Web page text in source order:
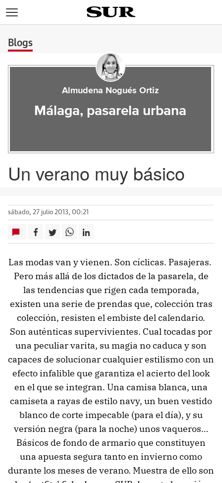
Blogs
Almudena Nogués Ortiz
Málaga, pasarela urbana
Un verano muy básico
sábado, 27 julio 2013, 00:21
Las modas van y vienen. Son cíclicas. Pasajeras.
Pero más allá de los dictados de la pasarela, de
las tendencias que rigen cada temporada,
existen una serie de prendas que, colección tras
colección, resisten el embiste del calendario.
Son auténticas supervivientes. Cual tocadas por
una peculiar varita, su magia no caduca y son
capaces de solucionar cualquier estilismo con un
efecto infalible que garantiza el acierto del look
en el que se integran. Una camisa blanca, una
camiseta a rayas de estilo navy, un buen vestido
blanco de corte impecable (para el día), y su
versión negra (para la noche) unos vaqueros…
Básicos de fondo de armario que constituyen
una apuesta segura tanto en invierno como
durante los meses de verano. Muestra de ello son